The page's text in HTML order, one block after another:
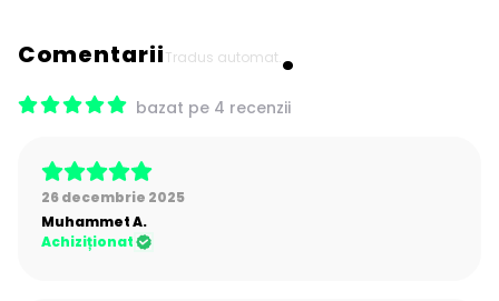
ComentariiTradus automat.
bazat pe 4 recenzii
26 decembrie 2025
MuhammetA.
Achiziționat